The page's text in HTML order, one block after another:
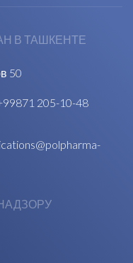
В ТАШКЕНТЕ
50
205-10-48